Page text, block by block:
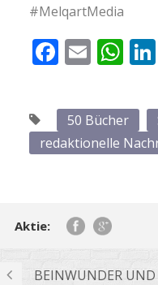
#MelqartMedia
Email
50 Bücher
redaktionelle
Aktie:
BEINWUNDER